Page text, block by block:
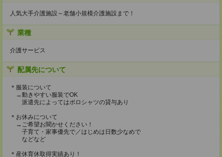
人気大手介護施設～老舗小規模介護施設まで！
業種
介護サービス
配属先について
＊服装について
→動きやすい服装でOK
派遣先によってはポロシャツの貸与あり
＊お休みについて
→ご希望お聞かせください！
子育て・家事優先で／はじめは日数少なめで
などなど
＊産休育休取得実績あり！